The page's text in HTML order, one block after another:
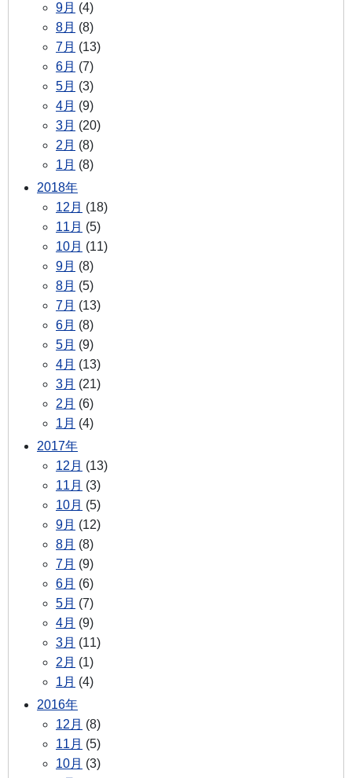
9月 (4)
8月 (8)
7月 (13)
6月 (7)
5月 (3)
4月 (9)
3月 (20)
2月 (8)
1月 (8)
2018年
12月 (18)
11月 (5)
10月 (11)
9月 (8)
8月 (5)
7月 (13)
6月 (8)
5月 (9)
4月 (13)
3月 (21)
2月 (6)
1月 (4)
2017年
12月 (13)
11月 (3)
10月 (5)
9月 (12)
8月 (8)
7月 (9)
6月 (6)
5月 (7)
4月 (9)
3月 (11)
2月 (1)
1月 (4)
2016年
12月 (8)
11月 (5)
10月 (3)